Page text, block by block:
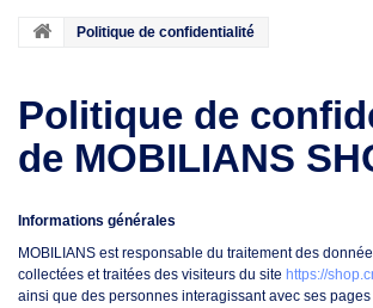
Politique de confidentialité
Politique de
de MOBILIANS
Informations générales
MOBILIANS est responsable du traitement des
collectées et traitées des visiteurs du site https://
ainsi que des personnes interagissant avec ses